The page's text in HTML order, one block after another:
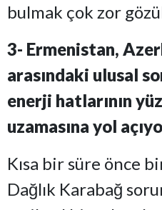
bulmak çok zor
3- Ermenistan,
arasındaki ulusal
enerji hatlarının
uzamasına yol
Kısa bir süre önce
Dağlık Karabağ